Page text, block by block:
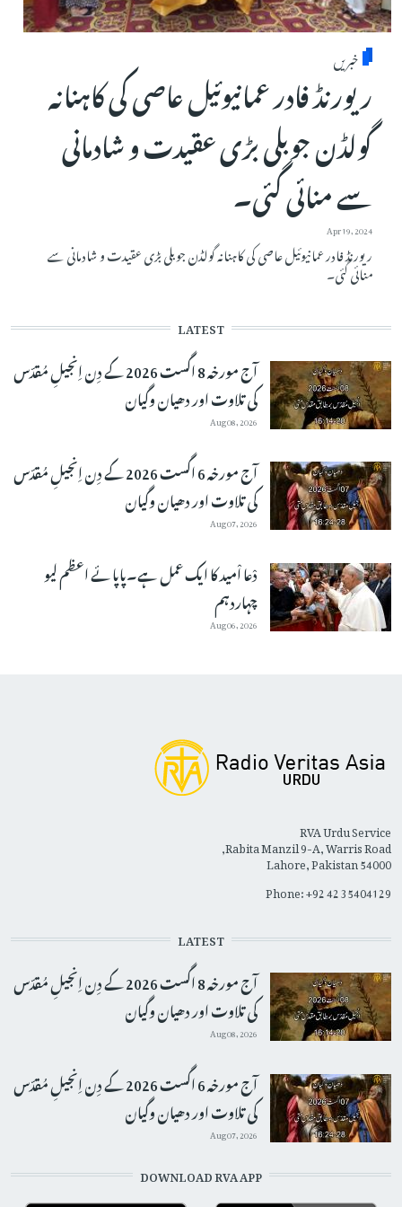
خبریں
ریورنڈ فادر عمانیوئیل عاصی کی کاہنانہ
گولڈن جوبلی بڑی عقیدت و شادمانی
سے منائی گئی۔
Apr 19, 2024
ریورنڈ فادر عمانیوئیل عاصی کی کاہنانہ گولڈن جوبلی بڑی عقیدت و شادمانی سے
منائی گئی۔
LATEST
آج مورخہ 8 اگست 2026 کے دِن اِنجیلِ مُقدّس
کی تلاوت اور دھیان وگیان
Aug 08, 2026
آج مورخہ 6 اگست 2026 کے دِن اِنجیلِ مُقدّس
کی تلاوت اور دھیان وگیان
Aug 07, 2026
دْعا اْمید کا ایک عمل ہے۔پاپائے اعظم لیو
چہاردہم
Aug 06, 2026
RVA Urdu Service
Rabita Manzil 9-A, Warris Road,
Lahore, Pakistan 54000
Phone: +92 42 35404129
LATEST
آج مورخہ 8 اگست 2026 کے دِن اِنجیلِ مُقدّس
کی تلاوت اور دھیان وگیان
Aug 08, 2026
آج مورخہ 6 اگست 2026 کے دِن اِنجیلِ مُقدّس
کی تلاوت اور دھیان وگیان
Aug 07, 2026
DOWNLOAD RVA APP